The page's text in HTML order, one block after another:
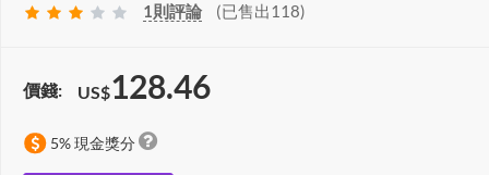
1則評論 (已售出118)
價錢: US$128.46
5% 現金獎分